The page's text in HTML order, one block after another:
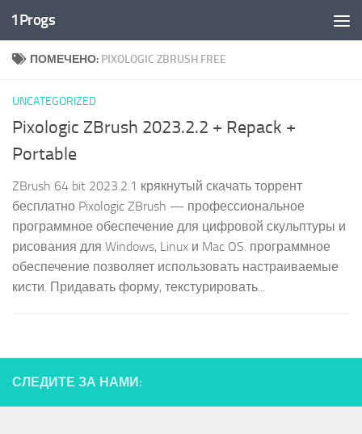
Перейти к содержимому
1Progs
ПОМЕЧЕНО: PIXOLOGIC ZBRUSH FREE
UNCATEGORIZED
Pixologic ZBrush 2023.2.2 + Repack +
Portable
ZBrush 64 bit 2023.2.1 крякнутый скачать торрент
бесплатно Pixologic ZBrush — профессиональное
программное обеспечение для цифровой скульптуры и
рисования для Windows, Linux и Mac OS. программное
обеспечение позволяет использовать настраиваемые
кисти. Придавать форму, текстурировать...
СЛЕДИТЕ ЗА НАМИ: